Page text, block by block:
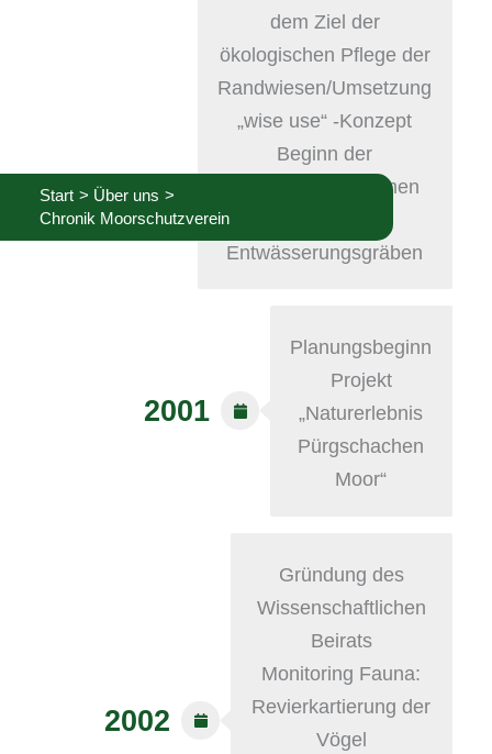
Start
Über uns
Chronik Moorschutzverein
dem Ziel der
ökologischen Pflege der
Randwiesen/Umsetzung
„wise use“ -Konzept
Beginn der
Rückbaumaßnahmen
Entwässerungsgräben
Planungsbeginn
Projekt
„Naturerlebnis
Pürgschachen
Moor“
2001
Gründung des
Wissenschaftlichen
Beirats
Monitoring Fauna:
Revierkartierung der
Vögel
2002